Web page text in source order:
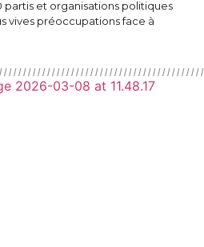
partis et organisations politiques
vives préoccupations face à